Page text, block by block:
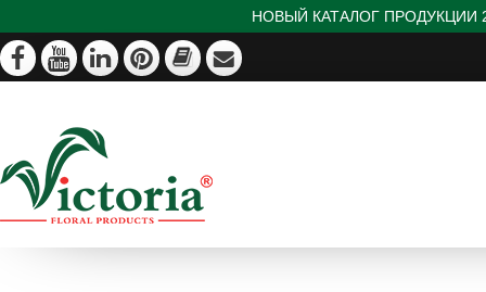
НОВЫЙ КАТАЛОГ ПРОДУКЦИИ